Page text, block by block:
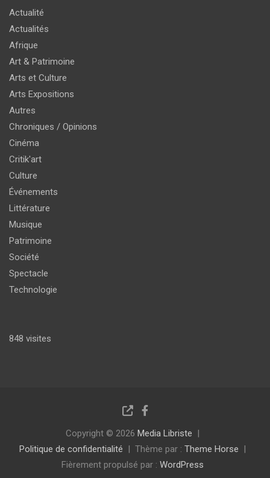
Actualité
Actualités
Afrique
Art & Patrimoine
Arts et Culture
Arts Expositions
Autres
Chroniques / Opinions
Cinéma
Critik'art
Culture
Événements
Littérature
Musique
Patrimoine
Société
Spectacle
Technologie
848 visites
Copyright © 2026 Media Libriste
Politique de confidentialité
Thème par : Theme Horse
Fièrement propulsé par : WordPress